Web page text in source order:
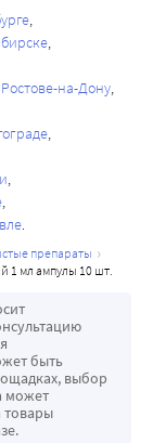
на-Дону
препараты
1 мл ампулы 10 шт.
быть
выбор
может
товары